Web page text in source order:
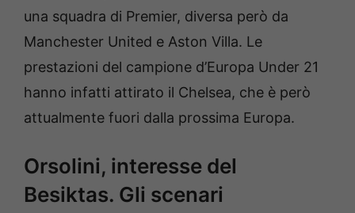
una squadra di Premier, diversa però da
Manchester United e Aston Villa. Le
prestazioni del campione d’Europa Under 21
hanno infatti attirato il Chelsea, che è però
attualmente fuori dalla prossima Europa.
Orsolini, interesse del
Besiktas. Gli scenari